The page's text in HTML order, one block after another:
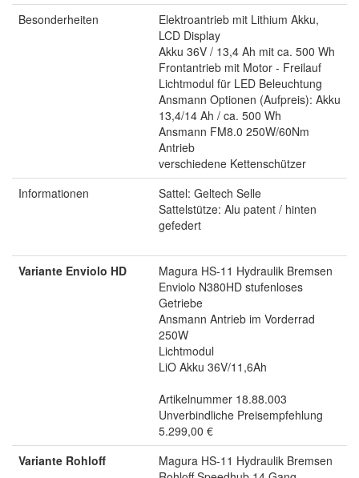
Besonderheiten
Elektroantrieb mit Lithium Akku,
LCD Display
Akku 36V / 13,4 Ah mit ca. 500 Wh
Frontantrieb mit Motor - Freilauf
Lichtmodul für LED Beleuchtung
Ansmann Optionen (Aufpreis): Akku
13,4/14 Ah / ca. 500 Wh
Ansmann FM8.0 250W/60Nm
Antrieb
verschiedene Kettenschützer
Informationen
Sattel: Geltech Selle
Sattelstütze: Alu patent / hinten
gefedert
Variante Enviolo HD
Magura HS-11 Hydraulik Bremsen
Enviolo N380HD stufenloses
Getriebe
Ansmann Antrieb im Vorderrad
250W
Lichtmodul
LiO Akku 36V/11,6Ah
Artikelnummer 18.88.003
Unverbindliche Preisempfehlung
5.299,00 €
Variante Rohloff
Magura HS-11 Hydraulik Bremsen